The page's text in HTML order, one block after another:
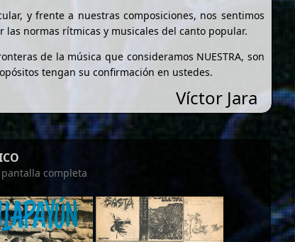
y frente a nuestras composiciones, nos sentimos
normas rítmicas y musicales del canto popular.
de la música que consideramos NUESTRA, son
tengan su confirmación en ustedes.
Víctor Jara
completa